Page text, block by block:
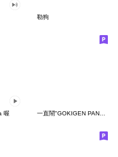
勒狗
喔 一直鬧"GOKIGEN PANDA" 台灣版